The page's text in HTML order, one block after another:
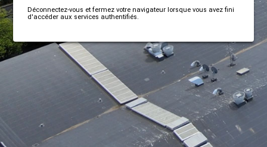
Déconnectez-vous et fermez votre navigateur lorsque vous avez fini
d'accéder aux services authentifiés.